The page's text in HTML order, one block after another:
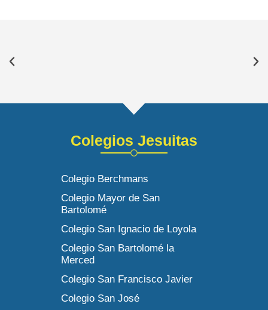
Colegios Jesuitas
Colegio Berchmans
Colegio Mayor de San
Bartolomé
Colegio San Ignacio de Loyola
Colegio San Bartolomé la
Merced
Colegio San Francisco Javier
Colegio San José